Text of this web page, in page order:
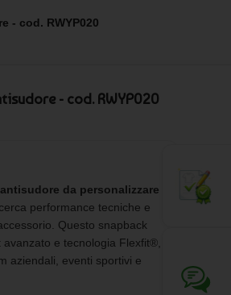
- cod. RWYP020
- cod. RWYP020
da personalizzare
performance tecniche e
Questo snapback
e tecnologia Flexfit®,
aziendali, eventi sportivi e